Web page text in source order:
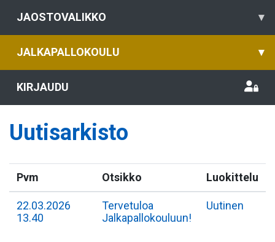
JAOSTOVALIKKO ▾
JALKAPALLOKOULU ▾
KIRJAUDU
Uutisarkisto
Pvm Otsikko Luokittelu
22.03.2026
13.40
Tervetuloa
Jalkapallokouluun!
Uutinen